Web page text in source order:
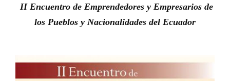
II Encuentro de Emprendedores y Empresarios de
los Pueblos y Nacionalidades del Ecuador